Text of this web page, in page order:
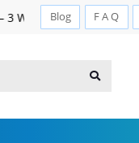
Blog F A Q
Sichere